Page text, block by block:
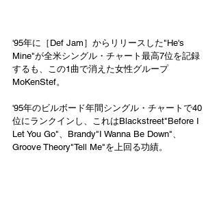
'95年に［Def Jam］からリリースした"He's
Mine"が全米シングル・チャート最高7位を記録
するも、この1曲で消えた女性グループ
MoKenStef。
'95年のビルボード年間シングル・チャートで40
位にランクインし、これはBlackstreet"Before I
Let You Go"、Brandy"I Wanna Be Down"、
Groove Theory"Tell Me"を上回る功績。